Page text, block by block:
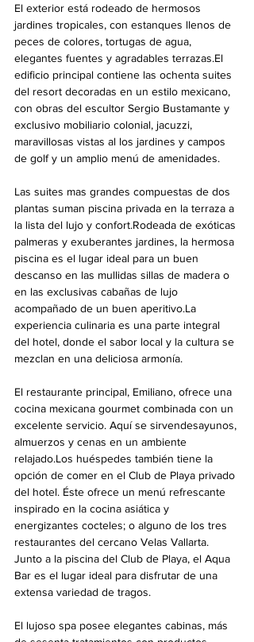
El exterior está rodeado de hermosos
jardines tropicales, con estanques llenos de
peces de colores, tortugas de agua,
elegantes fuentes y agradables terrazas.El
edificio principal contiene las ochenta suites
del resort decoradas en un estilo mexicano,
con obras del escultor Sergio Bustamante y
exclusivo mobiliario colonial, jacuzzi,
maravillosas vistas al los jardines y campos
de golf y un amplio menú de amenidades.
Las suites mas grandes compuestas de dos
plantas suman piscina privada en la terraza a
la lista del lujo y confort.Rodeada de exóticas
palmeras y exuberantes jardines, la hermosa
piscina es el lugar ideal para un buen
descanso en las mullidas sillas de madera o
en las exclusivas cabañas de lujo
acompañado de un buen aperitivo.La
experiencia culinaria es una parte integral
del hotel, donde el sabor local y la cultura se
mezclan en una deliciosa armonía.
El restaurante principal, Emiliano, ofrece una
cocina mexicana gourmet combinada con un
excelente servicio. Aquí se sirvendesayunos,
almuerzos y cenas en un ambiente
relajado.Los huéspedes también tiene la
opción de comer en el Club de Playa privado
del hotel. Éste ofrece un menú refrescante
inspirado en la cocina asiática y
energizantes cocteles; o alguno de los tres
restaurantes del cercano Velas Vallarta.
Junto a la piscina del Club de Playa, el Aqua
Bar es el lugar ideal para disfrutar de una
extensa variedad de tragos.
El lujoso spa posee elegantes cabinas, más